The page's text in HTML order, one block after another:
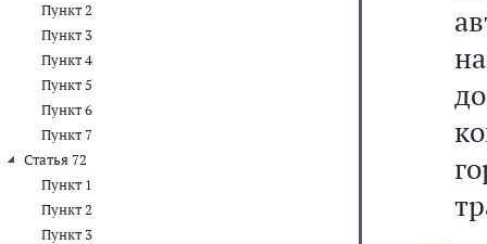
Пункт 2
Пункт 3
Пункт 4
Пункт 5
Пункт 6
Пункт 7
Статья 72
Пункт 1
Пункт 2
Пункт 3